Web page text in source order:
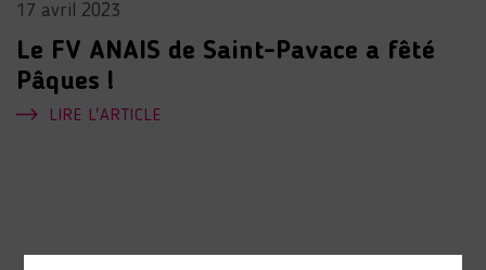
17 avril 2023
Le FV ANAIS de Saint-Pavace a fêté
Pâques !
LIRE L'ARTICLE